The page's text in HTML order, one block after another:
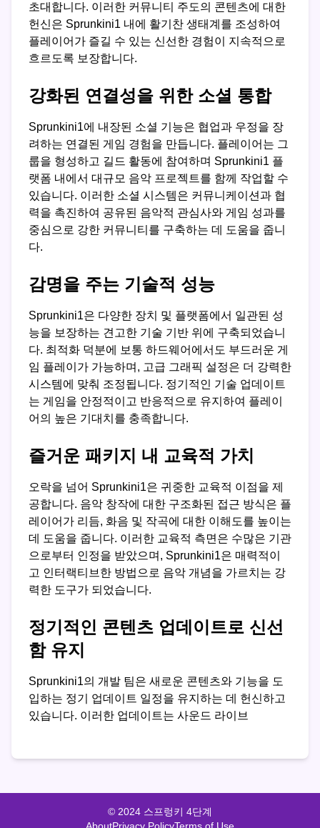
초대합니다. 이러한 커뮤니티 주도의 콘텐츠에 대한
헌신은 Sprunkini1 내에 활기찬 생태계를 조성하여
플레이어가 즐길 수 있는 신선한 경험이 지속적으로
흐르도록 보장합니다.
강화된 연결성을 위한 소셜 통합
Sprunkini1에 내장된 소셜 기능은 협업과 우정을 장
려하는 연결된 게임 경험을 만듭니다. 플레이어는 그
룹을 형성하고 길드 활동에 참여하며 Sprunkini1 플
랫폼 내에서 대규모 음악 프로젝트를 함께 작업할 수
있습니다. 이러한 소셜 시스템은 커뮤니케이션과 협
력을 촉진하여 공유된 음악적 관심사와 게임 성과를
중심으로 강한 커뮤니티를 구축하는 데 도움을 줍니
다.
감명을 주는 기술적 성능
Sprunkini1은 다양한 장치 및 플랫폼에서 일관된 성
능을 보장하는 견고한 기술 기반 위에 구축되었습니
다. 최적화 덕분에 보통 하드웨어에서도 부드러운 게
임 플레이가 가능하며, 고급 그래픽 설정은 더 강력한
시스템에 맞춰 조정됩니다. 정기적인 기술 업데이트
는 게임을 안정적이고 반응적으로 유지하여 플레이
어의 높은 기대치를 충족합니다.
즐거운 패키지 내 교육적 가치
오락을 넘어 Sprunkini1은 귀중한 교육적 이점을 제
공합니다. 음악 창작에 대한 구조화된 접근 방식은 플
레이어가 리듬, 화음 및 작곡에 대한 이해도를 높이는
데 도움을 줍니다. 이러한 교육적 측면은 수많은 기관
으로부터 인정을 받았으며, Sprunkini1은 매력적이
고 인터랙티브한 방법으로 음악 개념을 가르치는 강
력한 도구가 되었습니다.
정기적인 콘텐츠 업데이트로 신선
함 유지
Sprunkini1의 개발 팀은 새로운 콘텐츠와 기능을 도
입하는 정기 업데이트 일정을 유지하는 데 헌신하고
있습니다. 이러한 업데이트는 사운드 라이브
© 2024 스프렁키 4단계